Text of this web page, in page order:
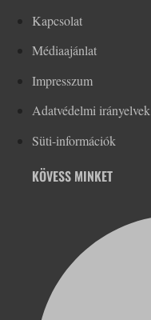
Kapcsolat
Médiaajánlat
Impresszum
Adatvédelmi irányelvek
Süti-információk
KÖVESS MINKET